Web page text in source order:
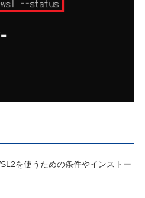
を使うための条件やインストー